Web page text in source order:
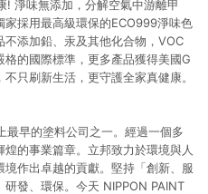
淨味無添加，分解空氣中游離甲
採用最高級環保的ECO999淨味色
添加鉛、汞及其他化合物，VOC
格的國際標準，更多產品獲得美國G
只刷新生活，更守護全家真健康。
最早的塗料公司之一。經過一個多
的事業篇章。立邦致力於環境與人
作出卓越的貢獻。堅持「創新、服
發、環保。今天 NIPPON PAINT